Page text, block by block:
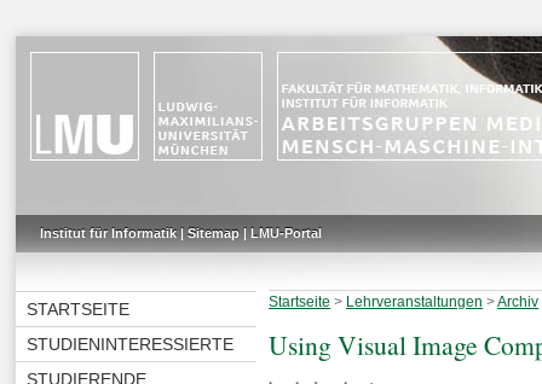
Institut für Informatik| Sitemap| LMU-Portal
STARTSEITE
STUDIENINTERESSIERTE
STUDIERENDE
Startseite > Lehrveranstaltungen >Archiv
Using Visual Image